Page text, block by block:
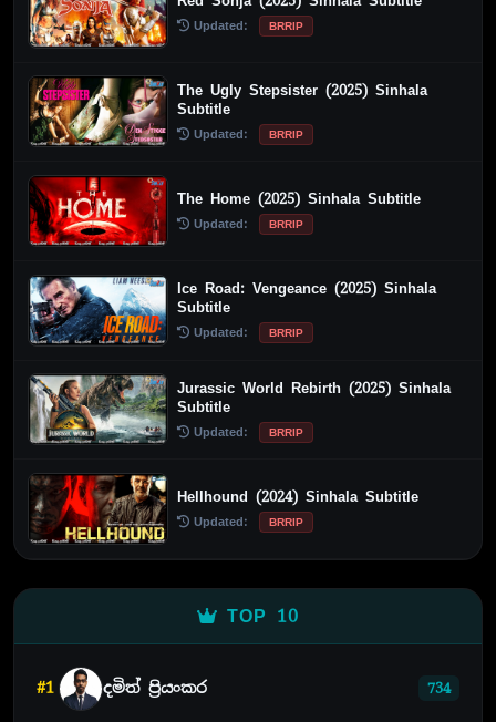
Updated: BRRIP
The Ugly Stepsister (2025) Sinhala
Subtitle
Updated: BRRIP
The Home (2025) Sinhala Subtitle
Updated: BRRIP
Ice Road: Vengeance (2025) Sinhala
Subtitle
Updated: BRRIP
Jurassic World Rebirth (2025) Sinhala
Subtitle
Updated: BRRIP
Hellhound (2024) Sinhala Subtitle
Updated: BRRIP
TOP 10
#1 දමිත් ප්‍රියංකර 734